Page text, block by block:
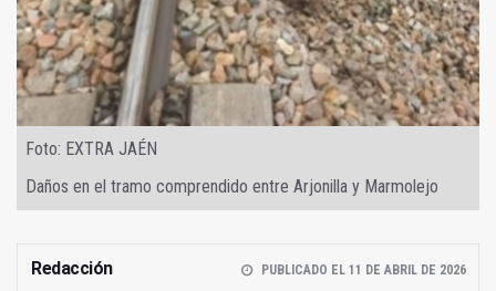
Foto: EXTRA JAÉN
Daños en el tramo comprendido entre Arjonilla y Marmolejo
Redacción PUBLICADO EL 11 DE ABRIL DE 2026